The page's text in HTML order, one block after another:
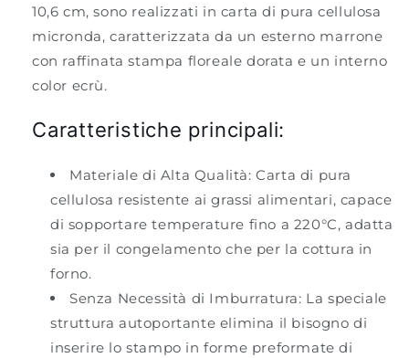
10,6 cm, sono realizzati in carta di pura cellulosa
micronda, caratterizzata da un esterno marrone
con raffinata stampa floreale dorata e un interno
color ecrù.
Caratteristiche principali:
Materiale di Alta Qualità: Carta di pura
cellulosa resistente ai grassi alimentari, capace
di sopportare temperature fino a 220°C, adatta
sia per il congelamento che per la cottura in
forno.
Senza Necessità di Imburratura: La speciale
struttura autoportante elimina il bisogno di
inserire lo stampo in forme preformate di